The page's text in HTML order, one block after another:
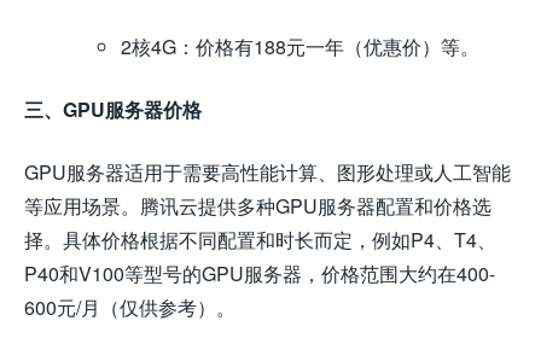
2核4G：价格有188元一年（优惠价）等。
三、GPU服务器价格
GPU服务器适用于需要高性能计算、图形处理或人工智能
等应用场景。腾讯云提供多种GPU服务器配置和价格选
择。具体价格根据不同配置和时长而定，例如P4、T4、
P40和V100等型号的GPU服务器，价格范围大约在400-
600元/月（仅供参考）。